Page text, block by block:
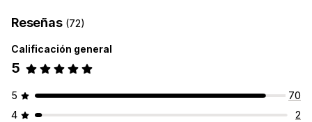
Reseñas (72)
Calificación general
5
5
70
4
2